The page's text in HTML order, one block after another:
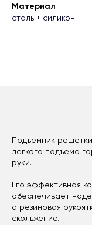
Материал
сталь + силикон
Подъемник
легкого подъема
руки.
Его эффективная
обеспечивает
а резиновая
скольжение.